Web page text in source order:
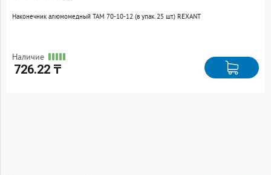
Наконечник алюмомедный ТАМ 70-10-12 (в упак. 25 шт.) REXANT
Наличие
726.22 ₸